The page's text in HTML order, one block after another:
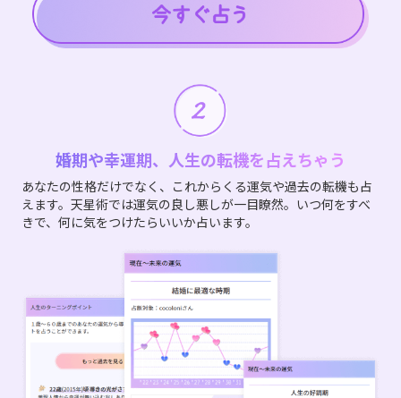
婚期や幸運期、人生の転機を占えちゃう
あなたの性格だけでなく、これからくる運気や過去の転機も占
えます。天星術では運気の良し悪しが一目瞭然。いつ何をすべ
きで、何に気をつけたらいいか占います。